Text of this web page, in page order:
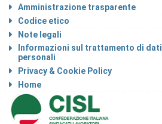
Amministrazione trasparente
Codice etico
Note legali
Informazioni sul trattamento di dati
personali
Privacy & Cookie Policy
Home